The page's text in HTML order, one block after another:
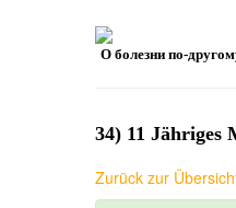
О болезни по-
34) 11 Jähriges
Zurück zur